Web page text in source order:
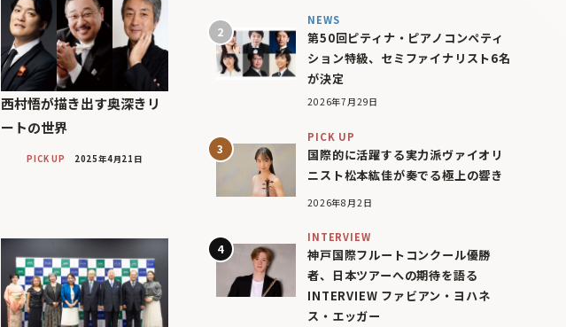
西村悟が描き出す奥深きリ
ートの世界
PICK UP 2025年4月21日
NEWS
第50回ピティナ・ピアノコンペティ
ション特級、セミファイナリスト6名
が決定
2026年7月29日
PICK UP
国際的に活躍する実力派ヴァイオリ
ニスト松本紘佳が奏でる極上の響き
2026年8月2日
INTERVIEW
神戸国際フルートコンクール優勝
者、日本ツアーへの期待を語る
INTERVIEW ファビアン・ヨハネ
ス・エッガー